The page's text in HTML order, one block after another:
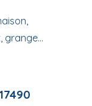
grange...